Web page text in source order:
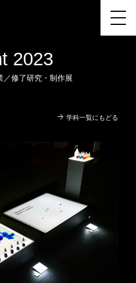
2023
／修了研究・制作展
学科一覧にもどる